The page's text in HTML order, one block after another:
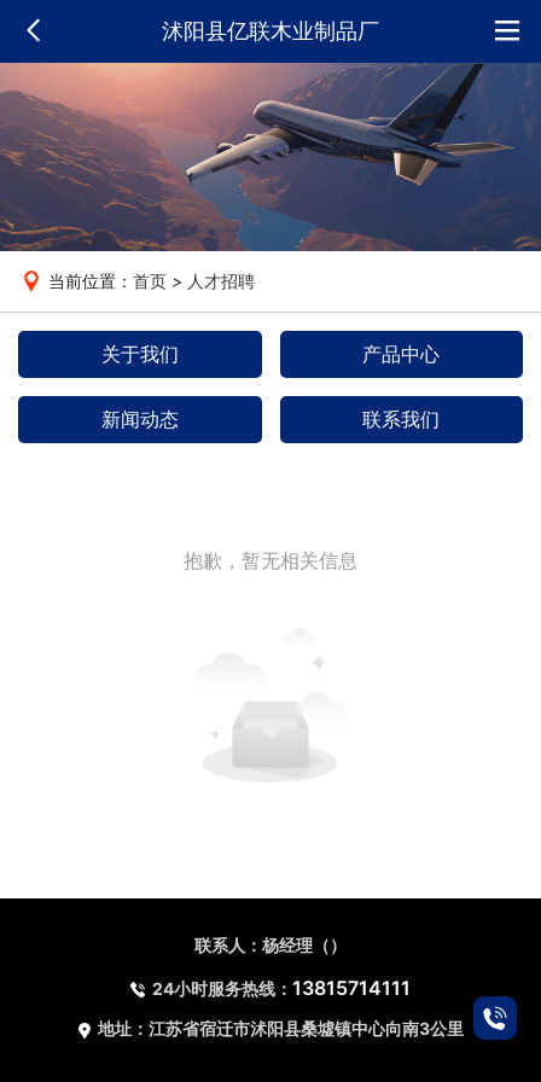
沭阳县亿联木业制品厂
当前位置： 首页 > 人才招聘
关于我们 产品中心
新闻动态 联系我们
抱歉，暂无相关信息
联系人：杨经理（）
24小时服务热线： 13815714111
地址：江苏省宿迁市沭阳县桑墟镇中心向南3公里